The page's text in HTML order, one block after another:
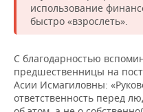
использование
быстро «взрослеть».
С благодарностью
предшественницы на
Асии Исмагиловны:
ответственность перед